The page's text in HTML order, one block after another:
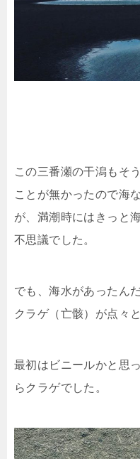
この三番瀬の干潟もそ
ことが無かったので海
が、満潮時にはきっと
不思議でした。
でも、海水があったん
クラゲ（亡骸）が点々
最初はビニールかと思
らクラゲでした。